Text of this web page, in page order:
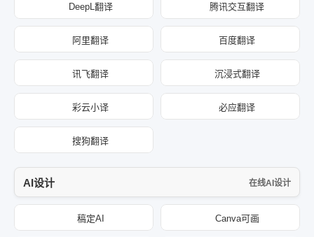
DeepL翻译 腾讯交互翻译
阿里翻译 百度翻译
讯飞翻译 沉浸式翻译
彩云小译 必应翻译
搜狗翻译
AI设计 在线AI设计
稿定AI Canva可画